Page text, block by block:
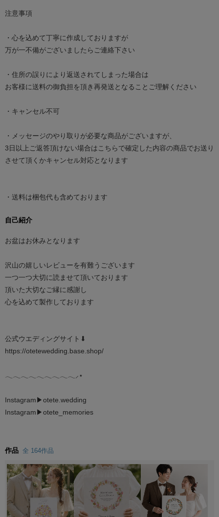
注意事項
・心を込めて丁寧に作成しておりますが
万が一不備がございましたらご連絡下さい
・住所の誤りにより返送されてしまった場合は
お客様に送料の御負担を頂き再発送となることご理解ください
・キャンセル不可
・メッセージのやり取りが必要な商品がございますが、
3日以上ご返答頂けない場合はこちらで確定した内容の商品でお送り
させて頂くかキャンセル対応となります
・送料は梱包代も含めております
自己紹介
お盆はお休みとなります
沢山の嬉しいレビューを有難うございます
一つ一つ大切に読ませて頂いております
頂いた大切なご縁に感謝し
心を込めて製作しております
公式ウエディングサイト⬇︎
https://otetewedding.base.shop/
𓂃𓂃𓂃𓂃𓂃𓂃𓂃𓂃𓂃‪⸝⋆
Instagram▶︎otete.wedding
Instagram▶︎otete_memories
作品 全 164作品